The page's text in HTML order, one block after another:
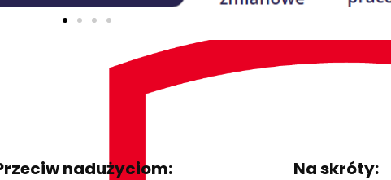
nadużyciom: Na skróty: